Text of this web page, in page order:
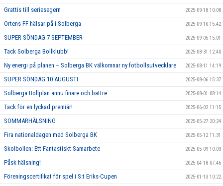
Grattis till seriesegern 2025-09-18 10:08
Ortens FF hälsar på i Solberga 2025-09-10 15:42
SUPER SÖNDAG 7 SEPTEMBER 2025-09-05 15:01
Tack Solberga Bollklubb! 2025-08-31 12:40
Ny energi på planen – Solberga BK välkomnar ny fotbollsutvecklare 2025-08-11 14:19
SUPER SÖNDAG 10 AUGUSTI 2025-08-06 15:37
Solberga Bollplan ännu finare och bättre 2025-08-01 08:14
Tack för en lyckad premiär! 2025-06-02 11:15
SOMMARHÄLSNING 2025-05-27 20:24
Fira nationaldagen med Solberga BK 2025-05-12 11:31
Skolbollen: Ett Fantastiskt Samarbete 2025-05-09 10:03
Påsk hälsning! 2025-04-18 07:46
Föreningscertifikat för spel i S:t Eriks-Cupen 2025-01-13 10:22